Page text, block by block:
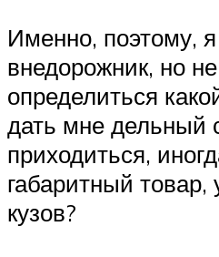
Именно, поэтому,
внедорожник, но
определиться
дать мне дельный
приходиться,
габаритный товар,
кузов?